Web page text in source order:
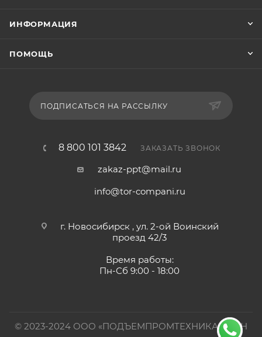
ИНФОРМАЦИЯ
ПОМОЩЬ
ПОДПИСАТЬСЯ НА РАССЫЛКУ
8 800 101 3842 ЗАКАЗАТЬ ЗВОНОК
zakaz-ppt@mail.ru
info@tor-compani.ru
г. Новосибирск , ул. 2-ой Воинский
проезд 42/3
Время работы:
Пн-Сб 9:00 - 18:00
© 2023-2024 ООО «ПОДЪЕМПРОМТЕХНИКА». ИНН